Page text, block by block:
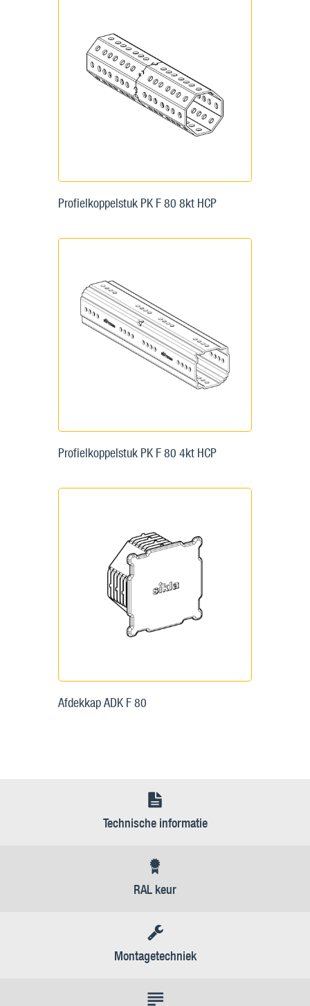
Profielkoppelstuk PK F 80 8kt HCP
Profielkoppelstuk PK F 80 4kt HCP
Afdekkap ADK F 80
Technische informatie
RAL keur
Montagetechniek